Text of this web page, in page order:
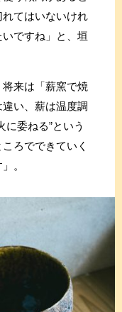
てはいないけれ
ですね」と、垣
来は「薪窯で焼
い、薪は温度調
委ねる”という
ろでできていく
。